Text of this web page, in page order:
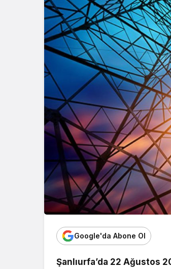
Google'da Abone Ol
Şanlıurfa’da 22 Ağustos